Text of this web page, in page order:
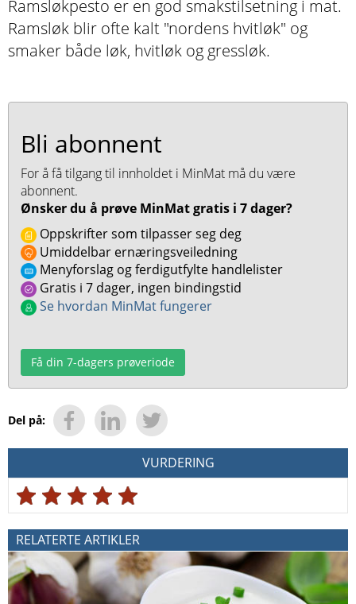
Ramsløkpesto er en god smakstilsetning i mat.
Ramsløk blir ofte kalt "nordens hvitløk" og
smaker både løk, hvitløk og gressløk.
Bli abonnent
For å få tilgang til innholdet i MinMat må du være
abonnent.
Ønsker du å prøve MinMat gratis i 7 dager?
Oppskrifter som tilpasser seg deg
Umiddelbar ernæringsveiledning
Menyforslag og ferdigutfylte handlelister
Gratis i 7 dager, ingen bindingstid
Se hvordan MinMat fungerer
Få din 7-dagers prøveriode
Del på:
VURDERING
RELATERTE ARTIKLER